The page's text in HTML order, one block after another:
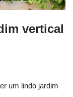
vertical
um lindo jardim